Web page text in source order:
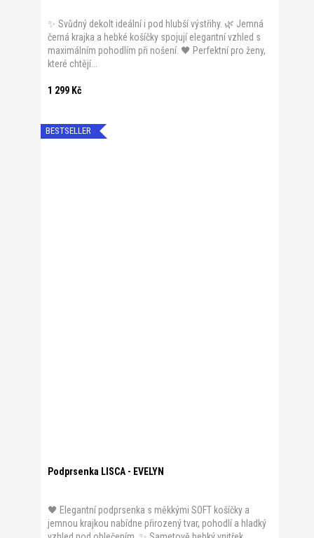
1 299 Kč
✨ Svůdný dekolt ideální i pod hlubší výstřihy. 🌿 Jemná
černá krajka a hebké košíčky spojují elegantní vzhled s
maximálním pohodlím při nošení. 🖤 Perfektní pro ženy,
které chtějí...
BESTSELLER
Podprsenka LISCA - EVELYN
🖤 Elegantní podprsenka s měkkými SOFT košíčky a
jemnou krajkou nabídne přirozený tvar, pohodlí a hladký